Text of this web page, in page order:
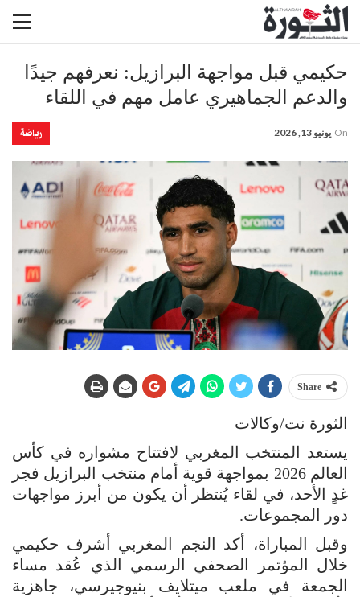
حكيمي قبل مواجهة البرازيل: نعرفهم جيدًا
والدعم الجماهيري عامل مهم في اللقاء
رياضة On يونيو 13, 2026
Share
الثورة نت/وكالات
يستعد المنتخب المغربي لافتتاح مشواره في كأس
العالم 2026 بمواجهة قوية أمام منتخب البرازيل فجر
غدٍ الأحد، في لقاء يُنتظر أن يكون من أبرز مواجهات
دور المجموعات.
وقبل المباراة، أكد النجم المغربي أشرف حكيمي
خلال المؤتمر الصحفي الرسمي الذي عُقد مساء
الجمعة في ملعب ميتلايف بنيوجيرسي، جاهزية